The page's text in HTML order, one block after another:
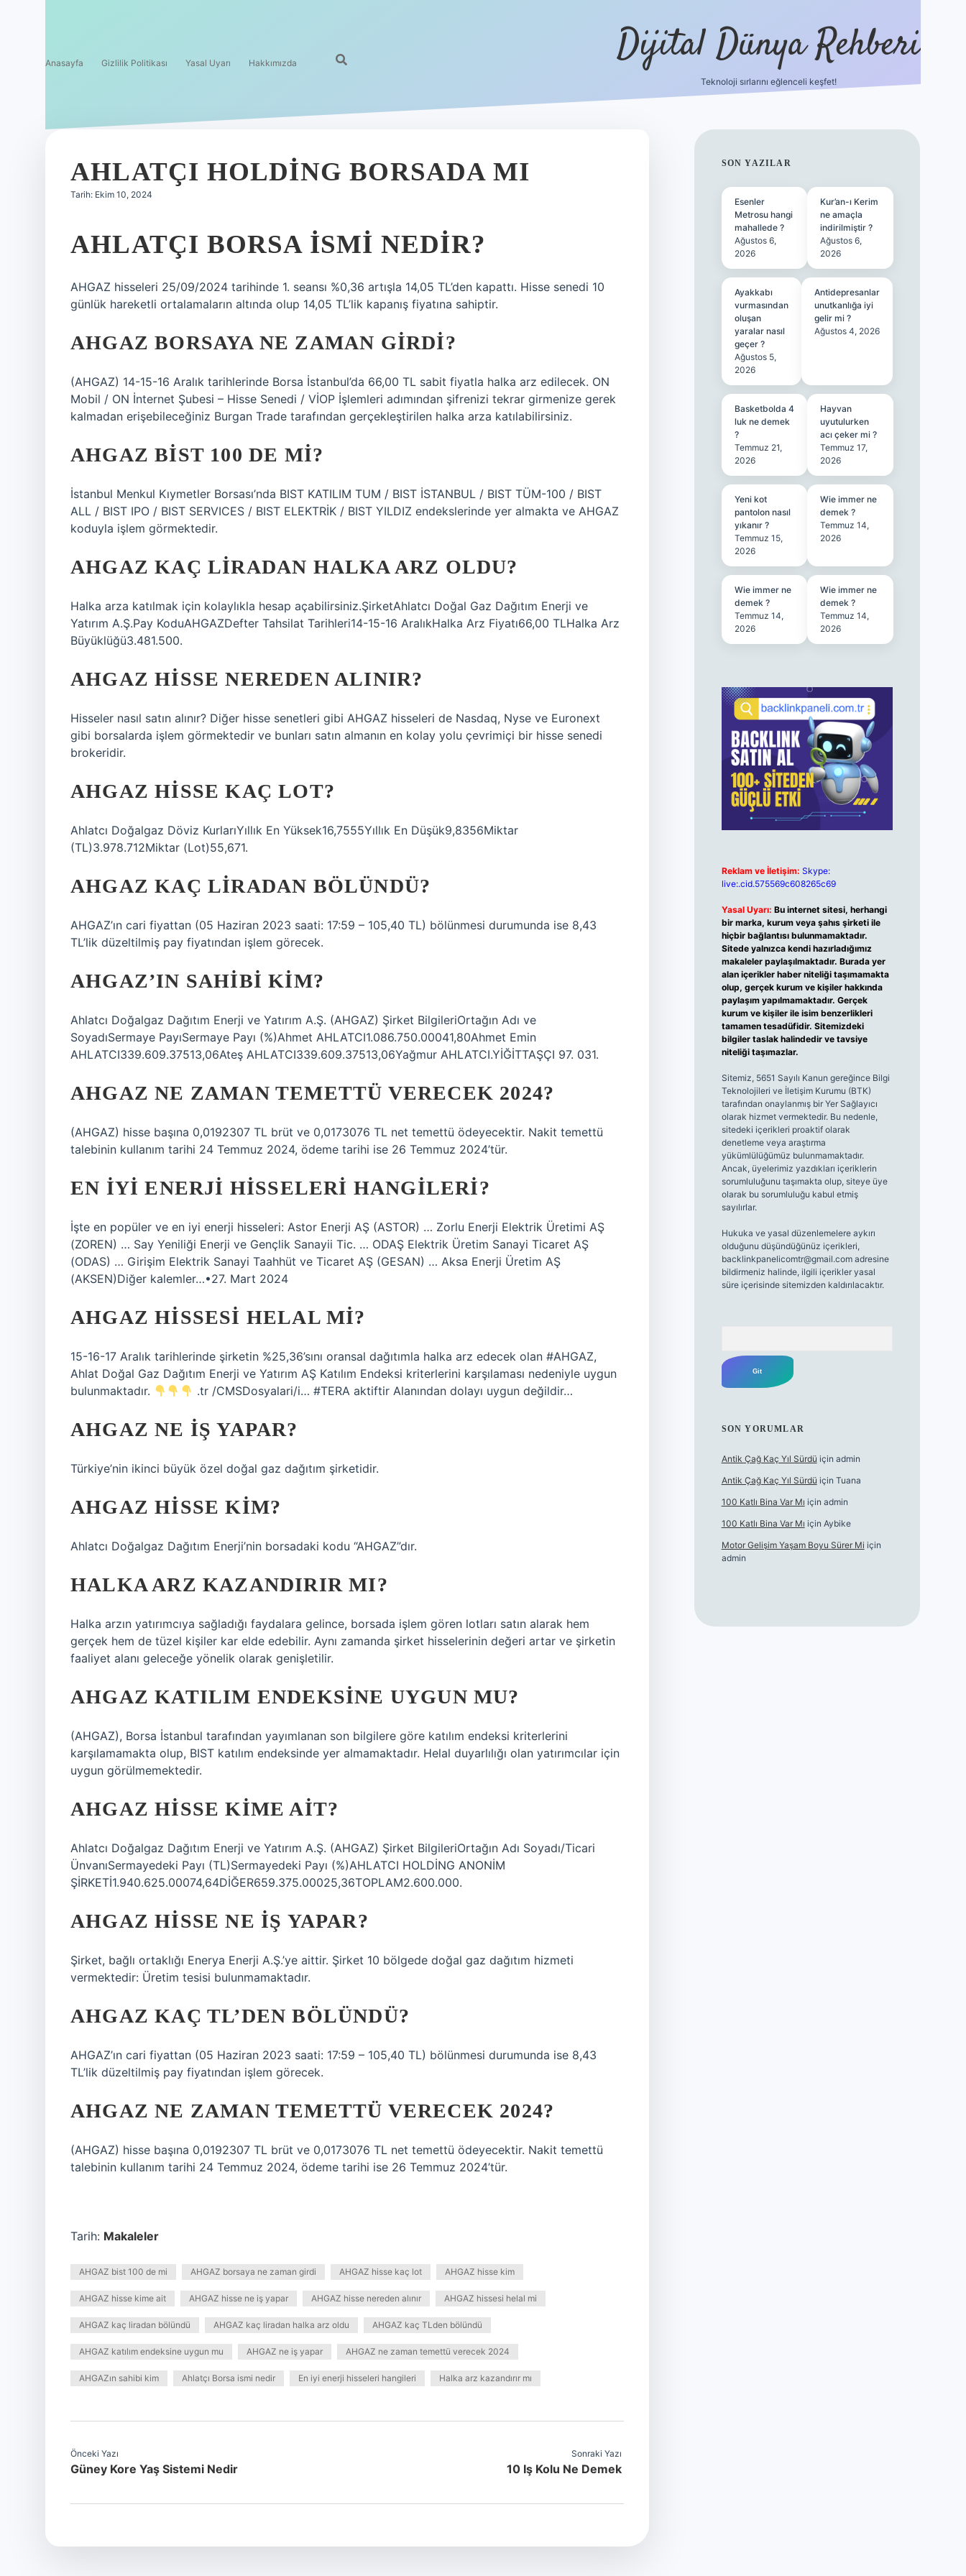
Anasayfa Gizlilik Politikası Yasal Uyarı Hakkımızda Dijital Dünya Rehberi
Teknoloji sırlarını eğlenceli keşfet!
AHLATÇI HOLDING BORSADA MI
Tarih: Ekim 10, 2024
AHLATÇI BORSA ISMI NEDIR?
AHGAZ hisseleri 25/09/2024 tarihinde 1. seansı %0,36 artışla 14,05 TL’den kapattı. Hisse senedi 10
günlük hareketli ortalamaların altında olup 14,05 TL’lik kapanış fiyatına sahiptir.
AHGAZ BORSAYA NE ZAMAN GIRDI?
(AHGAZ) 14-15-16 Aralık tarihlerinde Borsa İstanbul’da 66,00 TL sabit fiyatla halka arz edilecek. ON
Mobil / ON İnternet Şubesi – Hisse Senedi / VİOP İşlemleri adımından şifrenizi tekrar girmenize gerek
kalmadan erişebileceğiniz Burgan Trade tarafından gerçekleştirilen halka arza katılabilirsiniz.
AHGAZ BIST 100 DE MI?
İstanbul Menkul Kıymetler Borsası’nda BIST KATILIM TUM / BIST İSTANBUL / BIST TÜM-100 / BIST
ALL / BIST IPO / BIST SERVICES / BIST ELEKTRİK / BIST YILDIZ endekslerinde yer almakta ve AHGAZ
koduyla işlem görmektedir.
AHGAZ KAÇ LIRADAN HALKA ARZ OLDU?
Halka arza katılmak için kolaylıkla hesap açabilirsiniz.ŞirketAhlatcı Doğal Gaz Dağıtım Enerji ve
Yatırım A.Ş.Pay KoduAHGAZDefter Tahsilat Tarihleri14-15-16 AralıkHalka Arz Fiyatı66,00 TLHalka Arz
Büyüklüğü3.481.500.
AHGAZ HISSE NEREDEN ALINIR?
Hisseler nasıl satın alınır? Diğer hisse senetleri gibi AHGAZ hisseleri de Nasdaq, Nyse ve Euronext
gibi borsalarda işlem görmektedir ve bunları satın almanın en kolay yolu çevrimiçi bir hisse senedi
brokeridir.
AHGAZ HISSE KAÇ LOT?
Ahlatcı Doğalgaz Döviz KurlarıYıllık En Yüksek16,7555Yıllık En Düşük9,8356Miktar
(TL)3.978.712Miktar (Lot)55,671.
AHGAZ KAÇ LIRADAN BÖLÜNDÜ?
AHGAZ’ın cari fiyattan (05 Haziran 2023 saati: 17:59 – 105,40 TL) bölünmesi durumunda ise 8,43
TL’lik düzeltilmiş pay fiyatından işlem görecek.
AHGAZ’IN SAHIBI KIM?
Ahlatcı Doğalgaz Dağıtım Enerji ve Yatırım A.Ş. (AHGAZ) Şirket BilgileriOrtağın Adı ve
SoyadıSermaye PayıSermaye Payı (%)Ahmet AHLATCI1.086.750.00041,80Ahmet Emin
AHLATCI339.609.37513,06Ateş AHLATCI339.609.37513,06Yağmur AHLATCI.YİĞİTTAŞÇI 97. 031.
AHGAZ NE ZAMAN TEMETTÜ VERECEK 2024?
(AHGAZ) hisse başına 0,0192307 TL brüt ve 0,0173076 TL net temettü ödeyecektir. Nakit temettü
talebinin kullanım tarihi 24 Temmuz 2024, ödeme tarihi ise 26 Temmuz 2024’tür.
EN IYI ENERJI HISSELERI HANGILERI?
İşte en popüler ve en iyi enerji hisseleri: Astor Enerji AŞ (ASTOR) … Zorlu Enerji Elektrik Üretimi AŞ
(ZOREN) … Say Yeniliği Enerji ve Gençlik Sanayii Tic. … ODAŞ Elektrik Üretim Sanayi Ticaret AŞ
(ODAS) … Girişim Elektrik Sanayi Taahhüt ve Ticaret AŞ (GESAN) … Aksa Enerji Üretim AŞ
(AKSEN)Diğer kalemler…•27. Mart 2024
AHGAZ HISSESI HELAL MI?
15-16-17 Aralık tarihlerinde şirketin %25,36’sını oransal dağıtımla halka arz edecek olan #AHGAZ,
Ahlat Doğal Gaz Dağıtım Enerji ve Yatırım AŞ Katılım Endeksi kriterlerini karşılaması nedeniyle uygun
bulunmaktadır.
.tr /CMSDosyalari/i… #TERA aktiftir Alanından dolayı uygun değildir…
AHGAZ NE IŞ YAPAR?
Türkiye’nin ikinci büyük özel doğal gaz dağıtım şirketidir.
AHGAZ HISSE KIM?
Ahlatcı Doğalgaz Dağıtım Enerji’nin borsadaki kodu “AHGAZ”dır.
HALKA ARZ KAZANDIRIR MI?
Halka arzın yatırımcıya sağladığı faydalara gelince, borsada işlem gören lotları satın alarak hem
gerçek hem de tüzel kişiler kar elde edebilir. Aynı zamanda şirket hisselerinin değeri artar ve şirketin
faaliyet alanı geleceğe yönelik olarak genişletilir.
AHGAZ KATILIM ENDEKSINE UYGUN MU?
(AHGAZ), Borsa İstanbul tarafından yayımlanan son bilgilere göre katılım endeksi kriterlerini
karşılamamakta olup, BIST katılım endeksinde yer almamaktadır. Helal duyarlılığı olan yatırımcılar için
uygun görülmemektedir.
AHGAZ HISSE KIME AIT?
Ahlatcı Doğalgaz Dağıtım Enerji ve Yatırım A.Ş. (AHGAZ) Şirket BilgileriOrtağın Adı Soyadı/Ticari
ÜnvanıSermayedeki Payı (TL)Sermayedeki Payı (%)AHLATCI HOLDİNG ANONİM
ŞİRKETİ1.940.625.00074,64DİĞER659.375.00025,36TOPLAM2.600.000.
AHGAZ HISSE NE IŞ YAPAR?
Şirket, bağlı ortaklığı Enerya Enerji A.Ş.’ye aittir. Şirket 10 bölgede doğal gaz dağıtım hizmeti
vermektedir: Üretim tesisi bulunmamaktadır.
AHGAZ KAÇ TL’DEN BÖLÜNDÜ?
AHGAZ’ın cari fiyattan (05 Haziran 2023 saati: 17:59 – 105,40 TL) bölünmesi durumunda ise 8,43
TL’lik düzeltilmiş pay fiyatından işlem görecek.
AHGAZ NE ZAMAN TEMETTÜ VERECEK 2024?
(AHGAZ) hisse başına 0,0192307 TL brüt ve 0,0173076 TL net temettü ödeyecektir. Nakit temettü
talebinin kullanım tarihi 24 Temmuz 2024, ödeme tarihi ise 26 Temmuz 2024’tür.
Tarih: Makaleler
AHGAZ bist 100 de mi AHGAZ borsaya ne zaman girdi AHGAZ hisse kaç lot AHGAZ hisse kim
AHGAZ hisse kime ait AHGAZ hisse ne iş yapar AHGAZ hisse nereden alınır AHGAZ hissesi helal mi
AHGAZ kaç liradan bölündü AHGAZ kaç liradan halka arz oldu AHGAZ kaç TLden bölündü
AHGAZ katılım endeksine uygun mu AHGAZ ne iş yapar AHGAZ ne zaman temettü verecek 2024
AHGAZın sahibi kim Ahlatçı Borsa ismi nedir En iyi enerji hisseleri hangileri Halka arz kazandırır mı
Önceki Yazı
Güney Kore Yaş Sistemi Nedir
Sonraki Yazı
10 Iş Kolu Ne Demek
SIDEBAR
SON YAZILAR
Esenler
Metrosu hangi
mahallede ?
Ağustos 6,
2026
Kur’an-ı Kerim
ne amaçla
indirilmiştir ?
Ağustos 6,
2026
Ayakkabı
vurmasından
oluşan
yaralar nasıl
geçer ?
Ağustos 5,
2026
Antidepresanlar
unutkanlığa iyi
gelir mi ?
Ağustos 4, 2026
Basketbolda 4
luk ne demek
?
Temmuz 21,
2026
Hayvan
uyutulurken
acı çeker mi ?
Temmuz 17,
2026
Yeni kot
pantolon nasıl
yıkanır ?
Temmuz 15,
2026
Wie immer ne
demek ?
Temmuz 14,
2026
Wie immer ne
demek ?
Temmuz 14,
2026
Wie immer ne
demek ?
Temmuz 14,
2026
Reklam ve İletişim: Skype:
live:.cid.575569c608265c69
Yasal Uyarı: Bu internet sitesi, herhangi
bir marka, kurum veya şahıs şirketi ile
hiçbir bağlantısı bulunmamaktadır.
Sitede yalnızca kendi hazırladığımız
makaleler paylaşılmaktadır. Burada yer
alan içerikler haber niteliği taşımamakta
olup, gerçek kurum ve kişiler hakkında
paylaşım yapılmamaktadır. Gerçek
kurum ve kişiler ile isim benzerlikleri
tamamen tesadüfidir. Sitemizdeki
bilgiler taslak halindedir ve tavsiye
niteliği taşımazlar.
Sitemiz, 5651 Sayılı Kanun gereğince Bilgi
Teknolojileri ve İletişim Kurumu (BTK)
tarafından onaylanmış bir Yer Sağlayıcı
olarak hizmet vermektedir. Bu nedenle,
sitedeki içerikleri proaktif olarak
denetleme veya araştırma
yükümlülüğümüz bulunmamaktadır.
Ancak, üyelerimiz yazdıkları içeriklerin
sorumluluğunu taşımakta olup, siteye üye
olarak bu sorumluluğu kabul etmiş
sayılırlar.
Hukuka ve yasal düzenlemelere aykırı
olduğunu düşündüğünüz içerikleri,
backlinkpanelicomtr@gmail.comadresine
bildirmeniz halinde, ilgili içerikler yasal
süre içerisinde sitemizden kaldırılacaktır.
SON YORUMLAR
Antik Çağ Kaç Yıl Sürdü için admin
Antik Çağ Kaç Yıl Sürdü için Tuana
100 Katlı Bina Var Mı için admin
100 Katlı Bina Var Mı için Aybike
Motor Gelişim Yaşam Boyu Sürer Mi için
admin
tulipbet güncel giriş